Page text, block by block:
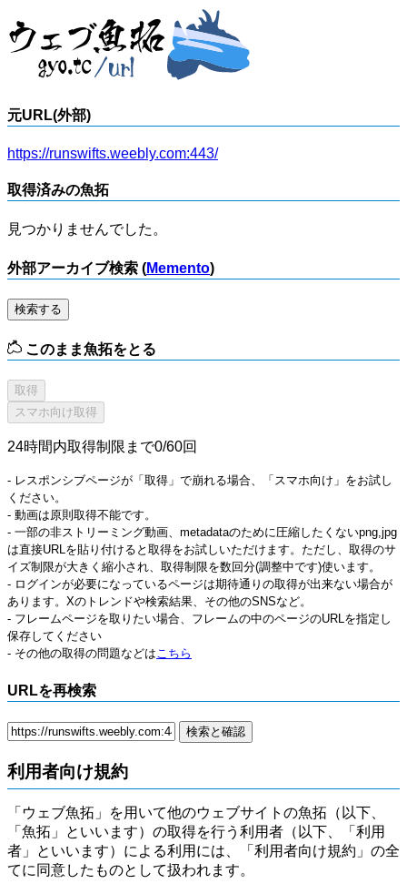
元URL(外部)
https://runswifts.weebly.com:443/
取得済みの魚拓
見つかりませんでした。
外部アーカイブ検索 (Memento)
検索する
このまま魚拓をとる
24時間内取得制限まで0/60回
- レスポンシブページが「取得」で崩れる場合、「スマホ向け」をお試し
ください。
- 動画は原則取得不能です。
- 一部の非ストリーミング動画、metadataのために圧縮したくないpng,jpg
は直接URLを貼り付けると取得をお試しいただけます。ただし、取得のサ
イズ制限が大きく縮小され、取得制限を数回分(調整中です)使います。
- ログインが必要になっているページは期待通りの取得が出来ない場合が
あります。Xのトレンドや検索結果、その他のSNSなど。
- フレームページを取りたい場合、フレームの中のページのURLを指定し
保存してください
- その他の取得の問題などはこちら
URLを再検索
利用者向け規約
「ウェブ魚拓」を用いて他のウェブサイトの魚拓（以下、
「魚拓」といいます）の取得を行う利用者（以下、「利用
者」といいます）による利用には、「利用者向け規約」の全
てに同意したものとして扱われます。